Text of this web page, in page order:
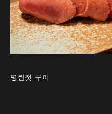
명란젓 구이